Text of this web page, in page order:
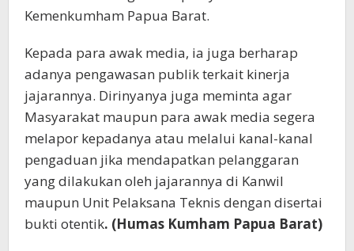
Kemenkumham Papua Barat.
Kepada para awak media, ia juga berharap
adanya pengawasan publik terkait kinerja
jajarannya. Dirinyanya juga meminta agar
Masyarakat maupun para awak media segera
melapor kepadanya atau melalui kanal-kanal
pengaduan jika mendapatkan pelanggaran
yang dilakukan oleh jajarannya di Kanwil
maupun Unit Pelaksana Teknis dengan disertai
bukti otentik. (Humas Kumham Papua Barat)